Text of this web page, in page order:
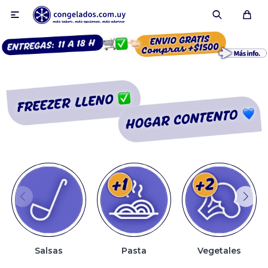

Salsas Pasta Vegetales
Smoothies
Fruta congelada
Pulpas
Pizzas